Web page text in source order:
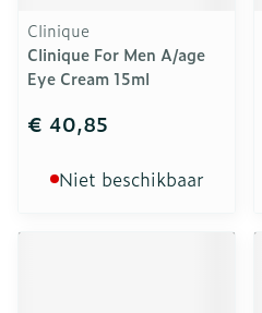
Clinique
Clinique For Men A/age
Eye Cream 15ml
€ 40,85
Niet beschikbaar